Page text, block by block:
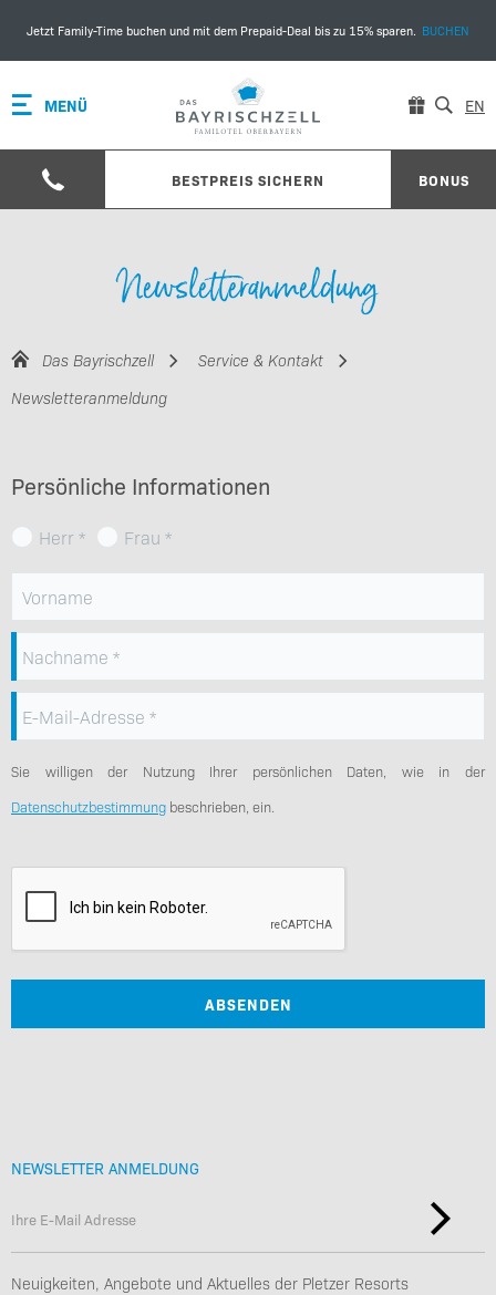
Jetzt Family-Time buchen und mit dem Prepaid-Deal bis zu 15% sparen. BUCHEN
MENÜ
BESTPREIS SICHERN BONUS
EN
Newsletteranmeldung
Das Bayrischzell
Service & Kontakt
Newsletteranmeldung
Persönliche Informationen
Herr Frau
Vorname
Nachname
E-Mail-Adresse
Sie willigen der Nutzung Ihrer persönlichen Daten, wie in der
Datenschutzbestimmung beschrieben, ein.
ABSENDEN
NEWSLETTER ANMELDUNG
Neuigkeiten, Angebote und Aktuelles der Pletzer Resorts